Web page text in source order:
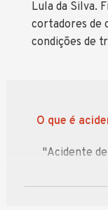
Lula da Silva.
cortadores de
condições de
O que é
"Acidente
ou pelo